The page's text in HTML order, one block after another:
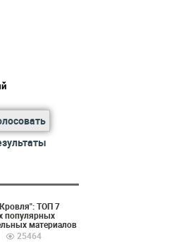
ТОП 7
популярных
материалов
25464